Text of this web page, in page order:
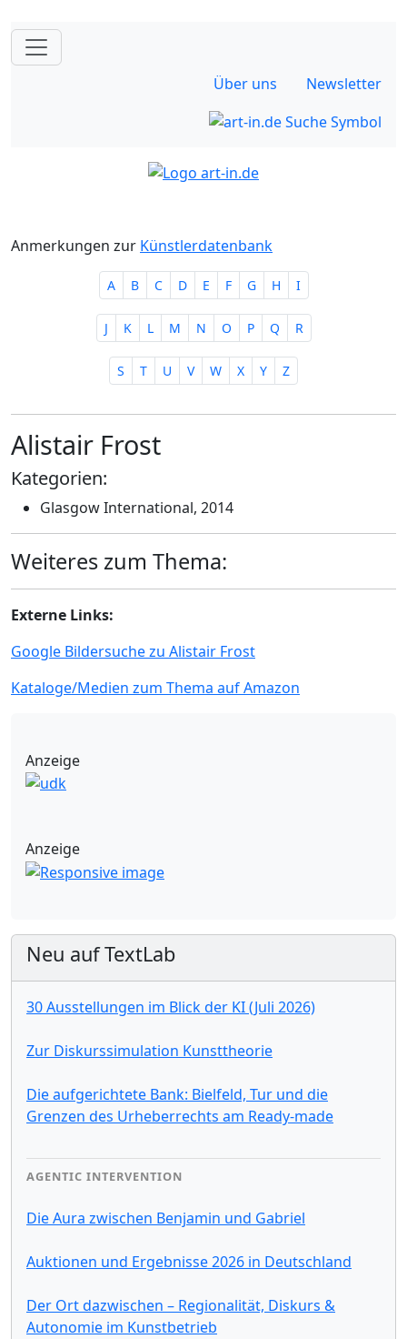
Über uns Newsletter
Anmerkungen zur Künstlerdatenbank
A B C D E F G H I
J K L M N O P Q R
S T U V W X Y Z
Alistair Frost
Kategorien:
Glasgow International, 2014
Weiteres zum Thema:
Externe Links:
Google Bildersuche zu Alistair Frost
Kataloge/Medien zum Thema auf Amazon
Anzeige
Anzeige
Neu auf TextLab
30 Ausstellungen im Blick der KI (Juli 2026)
Zur Diskurssimulation Kunsttheorie
Die aufgerichtete Bank: Bielfeld, Tur und die
Grenzen des Urheberrechts am Ready-made
AGENTIC INTERVENTION
Die Aura zwischen Benjamin und Gabriel
Auktionen und Ergebnisse 2026 in Deutschland
Der Ort dazwischen – Regionalität, Diskurs &
Autonomie im Kunstbetrieb